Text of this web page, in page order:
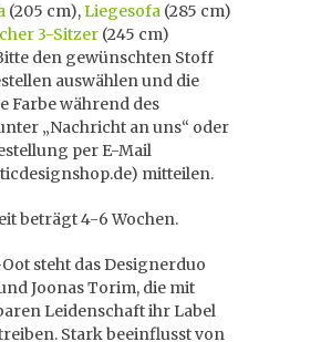
(205 cm),Liegesofa (285 cm)
3-Sitzer (245 cm)
den gewünschten Stoff
auswählen und die
Farbe während des
„Nachricht an uns“ oder
per E-Mail
mitteilen.
beträgt 4-6 Wochen.
steht das Designerduo
Joonas Torim, die mit
Leidenschaft ihr Label
Stark beeinflusst von